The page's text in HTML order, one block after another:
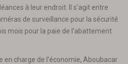
à leur endroit. Il s’agit entre
de surveillance pour la sécurité
mois pour la paie de l’abattement
en charge de l’économie, Aboubacar